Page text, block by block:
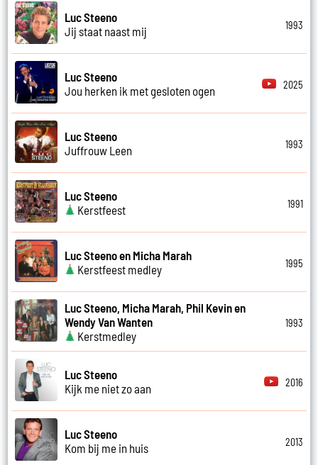
Luc Steeno
Jij staat naast mij
1993
Luc Steeno
Jou herken ik met gesloten ogen
2025
Luc Steeno
Juffrouw Leen
1993
Luc Steeno
Kerstfeest
1991
Luc Steeno en Micha Marah
Kerstfeest medley
1995
Luc Steeno, Micha Marah, Phil Kevin en
Wendy Van Wanten
Kerstmedley
1993
Luc Steeno
Kijk me niet zo aan
2016
Luc Steeno
Kom bij me in huis
2013